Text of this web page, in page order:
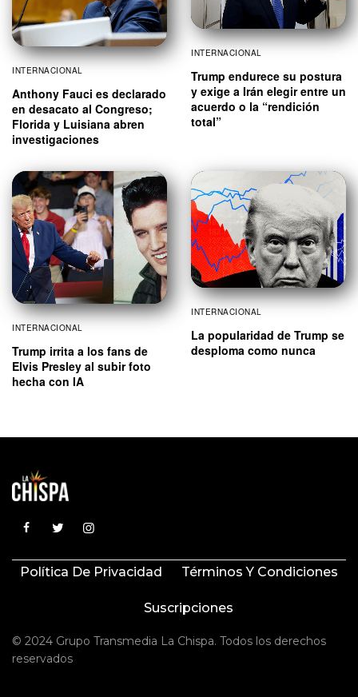
INTERNACIONAL
Anthony Fauci es declarado
en desacato al Congreso;
Florida y Luisiana abren
investigaciones
INTERNACIONAL
Trump endurece su postura
y exige a Irán elegir entre un
acuerdo o la “rendición
total”
INTERNACIONAL
Trump irrita a los fans de
Elvis Presley al subir foto
hecha con IA
INTERNACIONAL
La popularidad de Trump se
desploma como nunca
Política De Privacidad Términos Y Condiciones
Suscripciones
© 2024 Grupo Transmedia La Chispa. Todos los derechos
reservados